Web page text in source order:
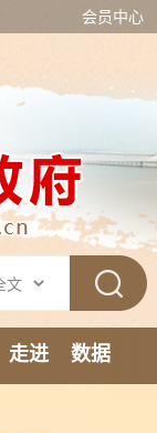
会员中心
走进
数据